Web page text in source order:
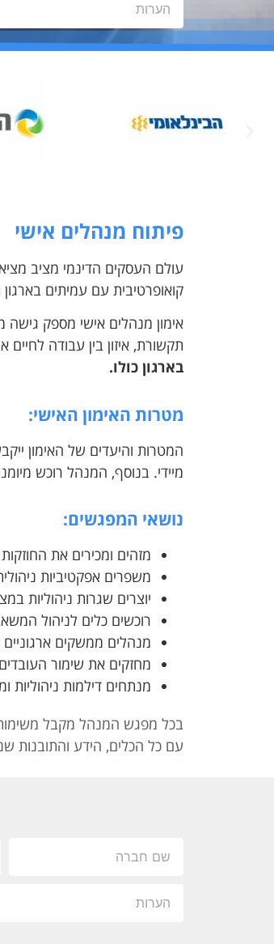
פיתוח מנהלים אישי
עולם העסקים הדינמי מציב
קואופרטיבית עם עמיתים בארגון
אימון מנהלים אישי מספק גישה
תקשורת, איזון בין עבודה לחיים
בארגון כולו.
מטרות האימון האישי:
המטרות והיעדים של האימון
מיידי. בנוסף, המנהל רוכש מ
נושאי המפגשים:
מזהים ומכירים את
משפרים אפקטיביות
יוצרים שגרות ניהוליות
רוכשים כלים לניהול
מנהלים ממשקים
מחזקים את שימור
מנתחים דילמות ניהוליות
בכל מפגש המנהל מקבל משימות
עם כל הכלים, הידע והתובנות